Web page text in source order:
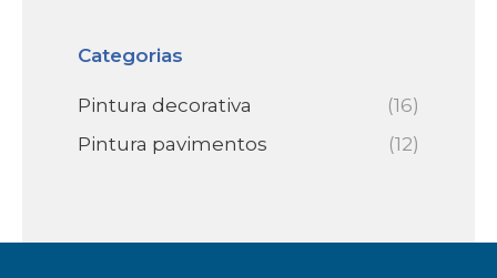
Categorias
Pintura decorativa
(16)
Pintura pavimentos
(12)